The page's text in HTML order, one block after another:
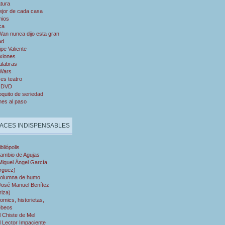
de cada casa
nunca dijo esta gran
Valiente
teatro
de seriedad
al paso
INDISPENSABLES
de Agujas
Ángel García
de humo
Manuel Benítez
historietas,
Chiste de Mel
Lector Impaciente